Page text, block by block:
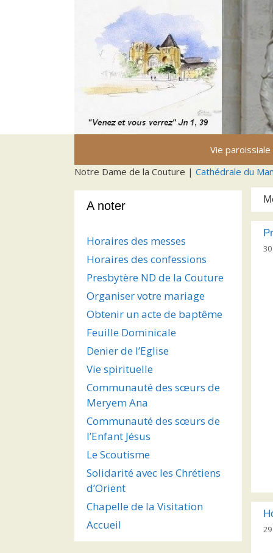
Vie paroissiale
Notre Dame de la Couture | Cathédrale du
A noter
Horaires des messes
Horaires des confessions
Presbytère ND de la Couture
Organiser votre mariage
Obtenir un acte de baptême
Feuille Dominicale
Denier de l’Eglise
Vie spirituelle
Communauté des sœurs de
Meryem Ana
Communauté des sœurs de
l’Enfant Jésus
Le Scoutisme
Solidarité avec les Chrétiens
d’Orient
Chapelle de la Visitation
Accueil